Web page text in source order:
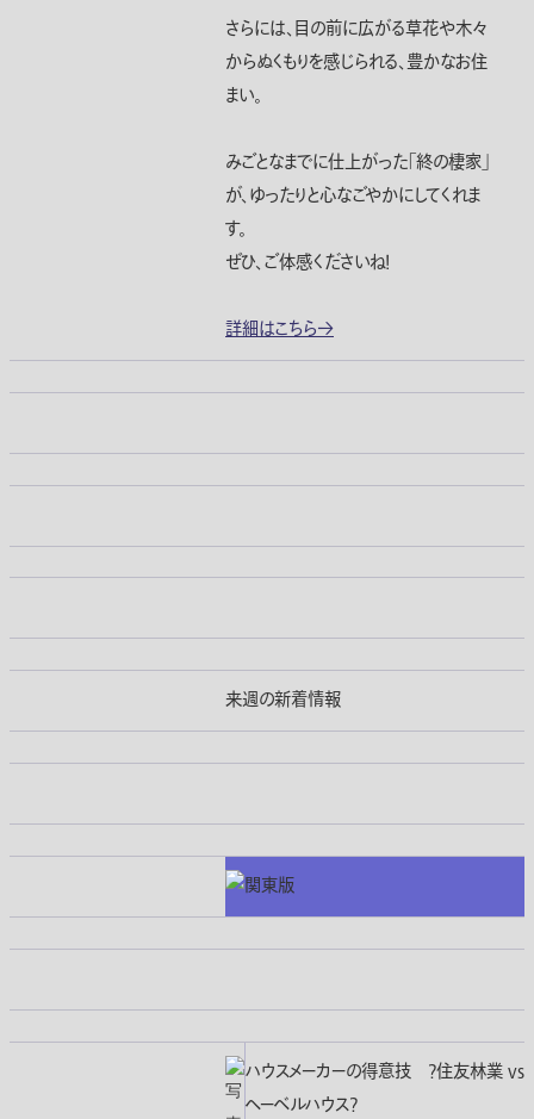
さらには、目の前に広がる草花や木々
からぬくもりを感じられる、豊かなお住
まい。
みごとなまでに仕上がった「終の棲家」
が、ゆったりと心なごやかにしてくれま
す。
ぜひ、ご体感くださいね！
詳細はこちら→
来週の新着情報
ハウスメーカーの得意技 ?住友林業 vs
ヘーベルハウス?